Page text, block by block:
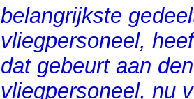
belangrijkste
vliegpersoneel,
dat gebeurt aan
vliegpersoneel, nu